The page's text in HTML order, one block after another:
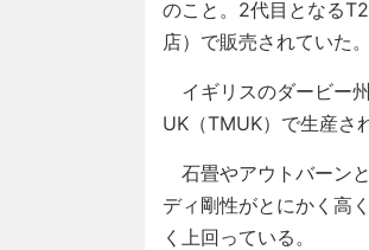
のこと。2代目となる
店）で販売されていた。
イギリスのダービー
UK（TMUK）で生産さ
石畳やアウトバーン
ディ剛性がとにかく高
く上回っている。